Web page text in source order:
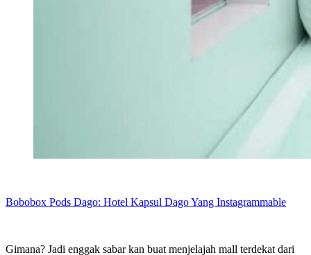
Bobobox Pods Dago: Hotel Kapsul Dago Yang Instagrammable
Gimana? Jadi enggak sabar kan buat menjelajah mall terdekat dari